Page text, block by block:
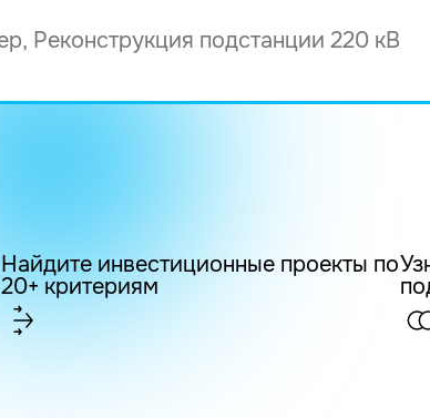
Найдите инвестиционные проекты по
20+ критериям